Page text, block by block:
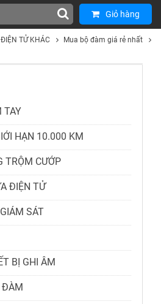
Giỏ hàng
TỬ KHÁC
Mua bộ đàm giá rẻ nhất
TAY
HẠN 10.000 KM
TRỘM CƯỚP
ĐIỆN TỬ
SÁT
BỊ GHI ÂM
ĐÀM